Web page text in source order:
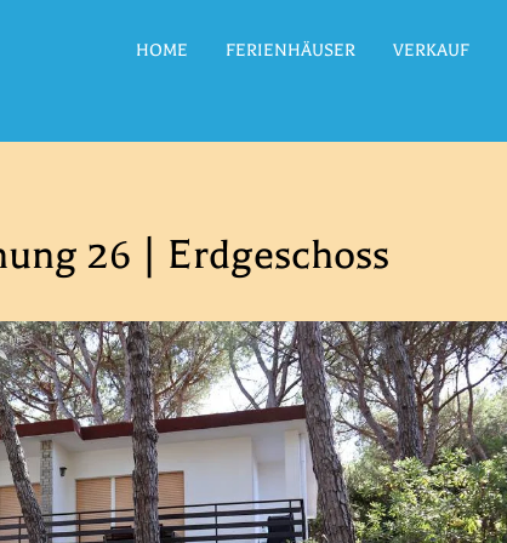
HOME FERIENHÄUSER VERKAUF
26 | Erdgeschoss